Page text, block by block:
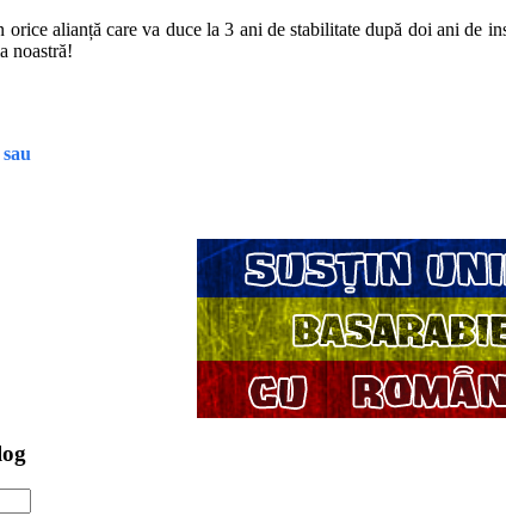
orice alianță care va duce la 3 ani de stabilitate după doi ani de
noastră!
sau